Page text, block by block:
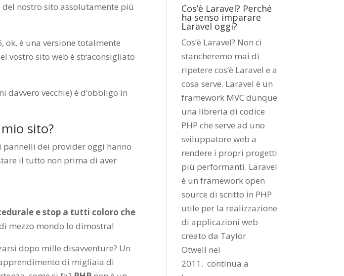
nostro sito assolutamente più
ok, è una versione totalmente
vostro sito web è straconsigliato
davvero vecchie) è d’obbligo in
sito?
dei provider oggi hanno
il tutto non prima di aver
e stop a tutti coloro che
mezzo mondo lo dimostra!
dopo mille disavventure? Un
di migliaia di
Cos’è Laravel? Perché
ha senso imparare
Laravel oggi?
Cos’è Laravel? Non ci
stancheremo mai di
ripetere cos’è Laravel e a
cosa serve. Laravel è un
framework MVC dunque
una libreria di codice
PHP che serve ad uno
sviluppatore web a
rendere i propri progetti
più performanti. Laravel
è un framework open
source di scritto in PHP
utile per la realizzazione
di applicazioni web
creato da Taylor
Otwell nel
2011.continua a